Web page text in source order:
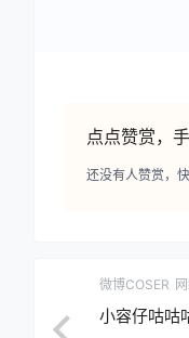
点点赞赏，
还没有人赞赏，
微博COSER
小容仔咕咕